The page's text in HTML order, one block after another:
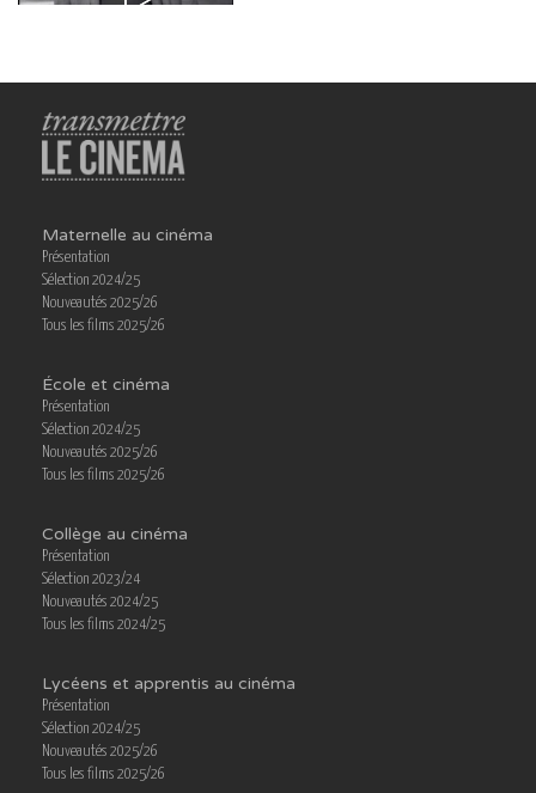
Maternelle au cinéma
Présentation
Sélection 2024/25
Nouveautés 2025/26
Tous les films 2025/26
École et cinéma
Présentation
Sélection 2024/25
Nouveautés 2025/26
Tous les films 2025/26
Collège au cinéma
Présentation
Sélection 2023/24
Nouveautés 2024/25
Tous les films 2024/25
Lycéens et apprentis au cinéma
Présentation
Sélection 2024/25
Nouveautés 2025/26
Tous les films 2025/26